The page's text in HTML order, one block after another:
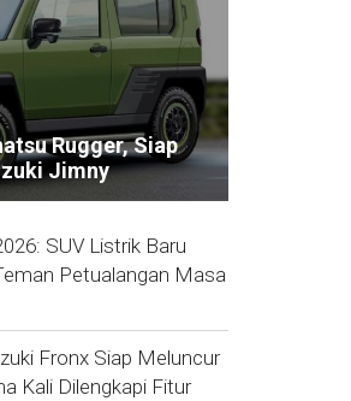
Rugger, Siap
Jimny
SUV Listrik Baru
Petualangan Masa
Fronx Siap Meluncur
Kali Dilengkapi Fitur